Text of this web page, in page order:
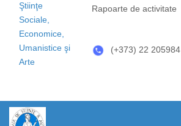
Ştiinţe
Sociale,
Economice,
Umanistice şi
Arte
Rapoarte de activitate
(+373) 22 205984
https://propletenie.ru/